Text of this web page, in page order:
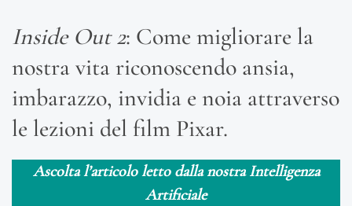
Inside Out 2: Come migliorare la
nostra vita riconoscendo ansia,
imbarazzo, invidia e noia attraverso
le lezioni del film Pixar.
Ascolta l’articolo letto dalla nostra Intelligenza
Artificiale